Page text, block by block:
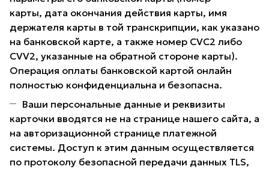
карты, дата окончания действия карты, имя
держателя карты в той транскрипции, как указано
на банковской карте, а также номер CVC2 либо
CVV2, указанные на обратной стороне карты).
Операция оплаты банковской картой онлайн
полностью конфиденциальна и безопасна.
Ваши персональные данные и реквизиты
карточки вводятся не на странице нашего сайта, а
на авторизационной странице платежной
системы. Доступ к этим данным осуществляется
по протоколу безопасной передачи данных TLS,